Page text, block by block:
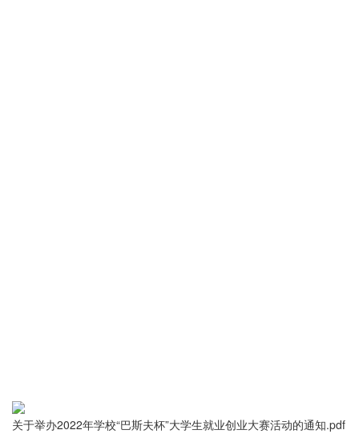
关于举办2022年学校“巴斯夫杯”大学生就业创业大赛活动的通知.pdf